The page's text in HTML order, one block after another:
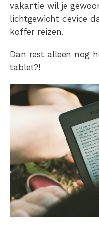
vakantie wil je
lichtgewicht device
koffer reizen.
Dan rest alleen nog
tablet?!